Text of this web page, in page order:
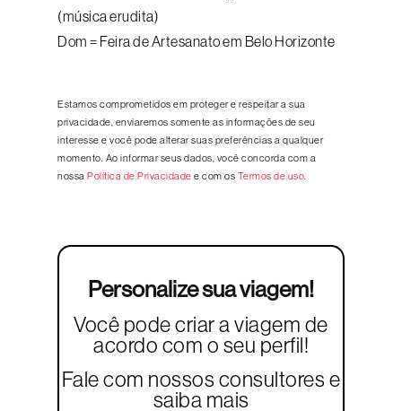
(música erudita)
Dom = Feira de Artesanato em Belo Horizonte
Estamos comprometidos em proteger e respeitar a sua
privacidade, enviaremos somente as informações de seu
interesse e você pode alterar suas preferências a qualquer
momento. Ao informar seus dados, você concorda com a
nossa Política de Privacidade e com os Termos de uso
Personalize sua viagem!
Você pode criar a viagem de
acordo com o seu perfil!
Fale com nossos consultores e
saiba mais